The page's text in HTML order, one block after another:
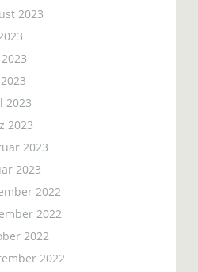
2023
2023
2023
2023
2023
2022
2022
2022
2022